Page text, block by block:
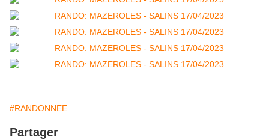
#RANDONNEE
Partager